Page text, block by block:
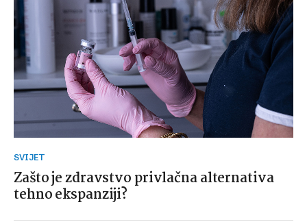
SVIJET
Zašto je zdravstvo privlačna alternativa
tehno ekspanziji?